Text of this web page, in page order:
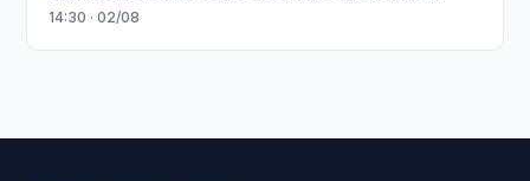
14:30 · 02/08